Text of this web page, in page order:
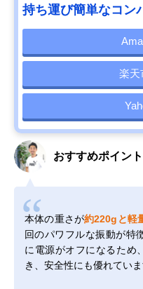
持ち運び簡単なコン
楽天
おすすめポイント
本体の重さが約220gと軽
回のパワフルな振動が特
に電源がオフになるため
き、安全性にも優れていま